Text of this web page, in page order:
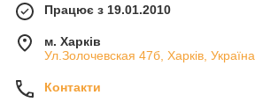
Працює з 19.01.2010
м. Харків
Ул.Золочевская 47б, Харків, Україна
Контакти